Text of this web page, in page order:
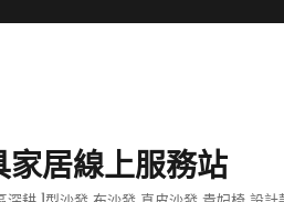
家居線上服務站